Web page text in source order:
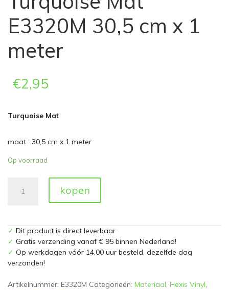
E3320M 30,5 cm x 1
meter
€2,95
Turquoise Mat
maat : 30,5 cm x 1 meter
Op voorraad
cm
meter
aantal
kopen
✓ Dit product is direct leverbaar
✓ Gratis verzending vanaf € 95 binnen Nederland!
✓ Op werkdagen vóór 14.00 uur besteld, dezelfde dag
verzonden!
Artikelnummer: E3320M Categorieën: Materiaal, Hexis Vinyl,